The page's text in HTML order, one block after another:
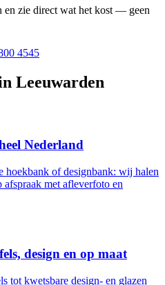
en zie direct wat het kost — geen
4545
Leeuwarden
Nederland
hoekbank of designbank: wij halen
afspraak met afleverfoto en
design en op maat
tot kwetsbare design- en glazen